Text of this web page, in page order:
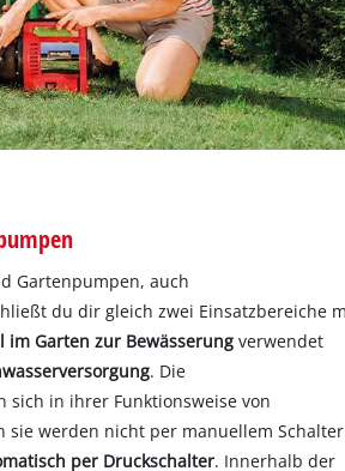
Gartenpumpen, auch
du dir gleich zwei Einsatzbereiche
im Garten zur Bewässerung verwendet
. Die
sich in ihrer Funktionsweise von
werden nicht per manuellem Schalter
per Druckschalter. Innerhalb der